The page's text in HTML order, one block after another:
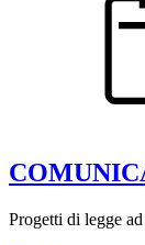
Progetti di legge